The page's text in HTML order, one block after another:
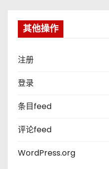
其他操作
注册
登录
条目feed
评论feed
WordPress.org